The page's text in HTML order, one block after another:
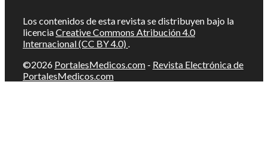
Los contenidos de esta revista se distribuyen bajo la
licenciaCreative Commons Atribución 4.0
Internacional (CC BY 4.0) .
©2026 PortalesMedicos.com - Revista Electrónica de
PortalesMedicos.com